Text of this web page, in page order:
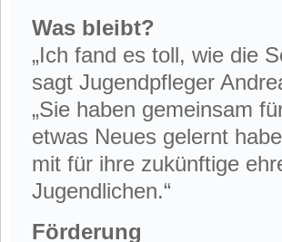
Was bleibt?
„Ich fand es toll, wie die
sagt Jugendpfleger
„Sie haben gemeinsam
etwas Neues gelernt
mit für ihre zukünftige
Jugendlichen.“
Förderung